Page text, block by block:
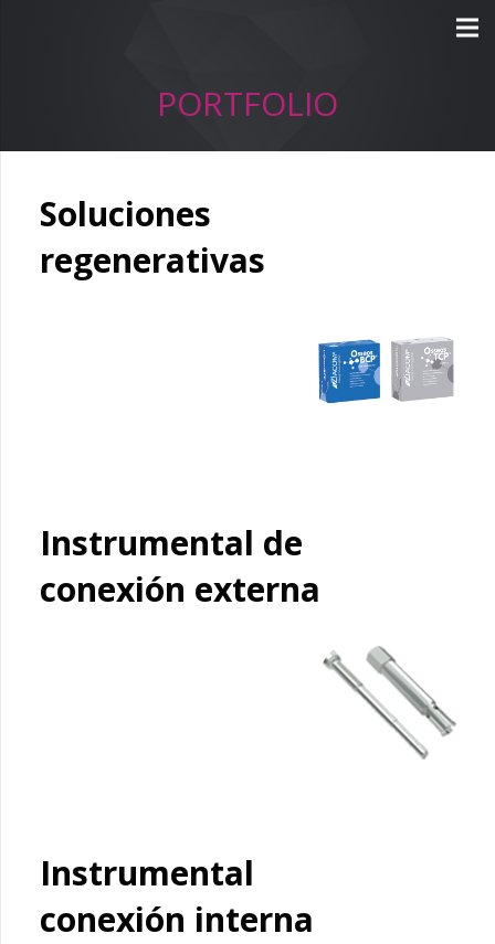
PORTFOLIO
Soluciones
regenerativas
Instrumental de
conexión externa
Instrumental
conexión interna